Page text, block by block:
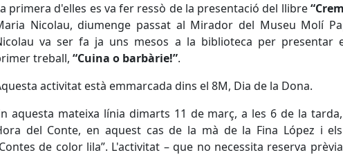
primera d'elles es va fer ressò de la presentació del llibre
Nicolau, diumenge passat al Mirador del Museu Molí
va ser fa ja uns mesos a la biblioteca per presentar
treball, “Cuina o barbàrie!”.
activitat està emmarcada dins el 8M, Dia de la Dona.
aquesta mateixa línia dimarts 11 de març, a les 6 de la
del Conte, en aquest cas de la mà de la Fina López i
de color lila”. L'activitat – que no necessita reserva